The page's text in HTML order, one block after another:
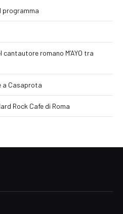
programma
romano M’AYO tra
a Casaprota
Rock Cafe di Roma